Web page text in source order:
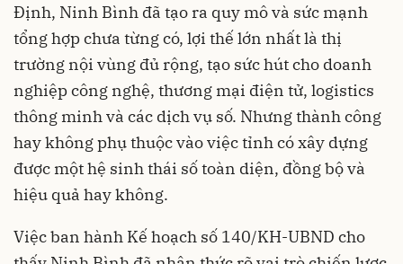
Định, Ninh Bình đã tạo ra quy mô và sức mạnh
tổng hợp chưa từng có, lợi thế lớn nhất là thị
trường nội vùng đủ rộng, tạo sức hút cho doanh
nghiệp công nghệ, thương mại điện tử, logistics
thông minh và các dịch vụ số. Nhưng thành công
hay không phụ thuộc vào việc tỉnh có xây dựng
được một hệ sinh thái số toàn diện, đồng bộ và
hiệu quả hay không.
Việc ban hành Kế hoạch số 140/KH-UBND cho